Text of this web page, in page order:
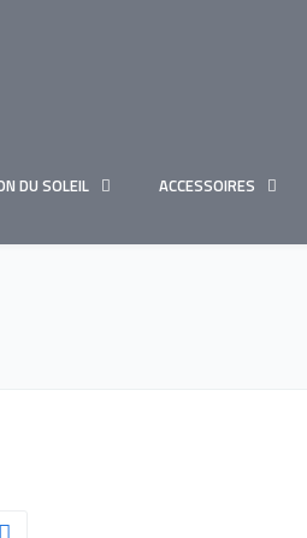
DU SOLEIL ACCESSOIRES